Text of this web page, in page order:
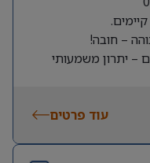
– חובה!
– יתרון משמעותי
עוד פרטים